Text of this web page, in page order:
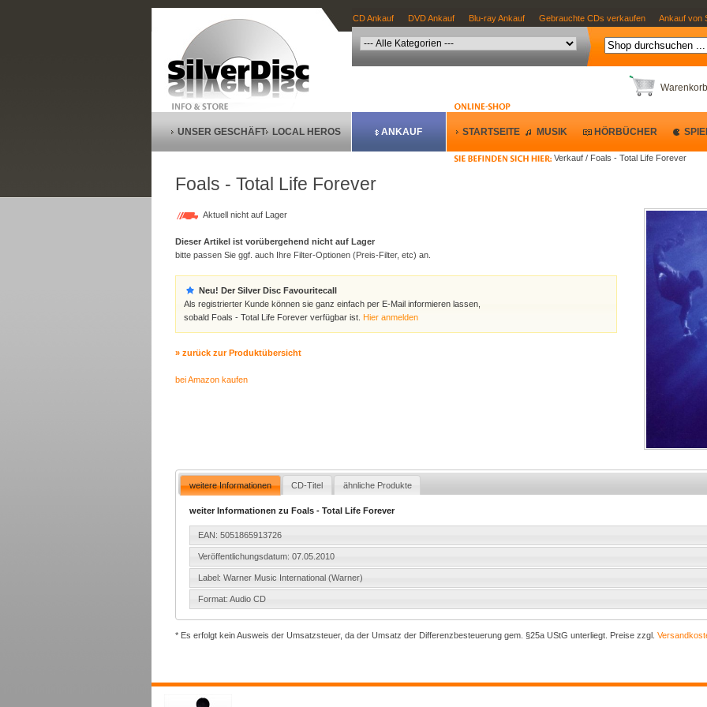
CD Ankauf DVD Ankauf Blu-ray Ankauf Gebrauchte CDs verkaufen Ankauf von
Warenkorb
Verkauf / Foals - Total Life Forever
UNSER GESCHÄFT LOCAL HEROS ANKAUF STARTSEITE MUSIK HÖRBÜCHER
Foals - Total Life Forever
Aktuell nicht auf Lager
Dieser Artikel ist vorübergehend nicht auf Lager
bitte passen Sie ggf. auch Ihre Filter-Optionen (Preis-Filter, etc) an.
Neu! Der Silver Disc Favouritecall
Als registrierter Kunde können sie ganz einfach per E-Mail informieren lassen,
sobald Foals - Total Life Forever verfügbar ist. Hier anmelden
» zurück zur Produktübersicht
bei Amazon kaufen
weitere Informationen CD-Titel ähnliche Produkte
weiter Informationen zu Foals - Total Life Forever
EAN: 5051865913726
Veröffentlichungsdatum: 07.05.2010
Label: Warner Music International (Warner)
Format: Audio CD
* Es erfolgt kein Ausweis der Umsatzsteuer, da der Umsatz der Differenzbesteuerung gem. §25a UStG unterliegt. Preise zzgl.